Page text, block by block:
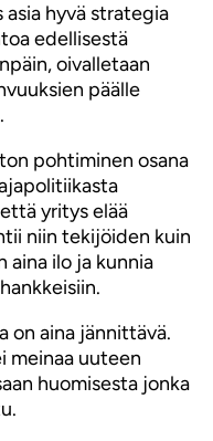
asia hyvä strategia
edellisestä
oivalletaan
päälle
pohtiminen osana
yritys elää
niin tekijöiden kuin
aina ilo ja kunnia
on aina jännittävä.
meinaa uuteen
huomisesta jonka